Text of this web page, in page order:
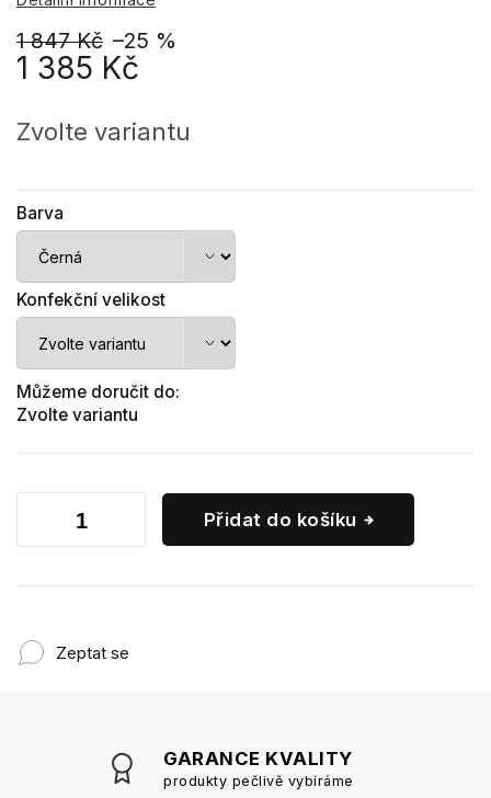
1 847 Kč –25 %
1 385 Kč
cena:
Zvolte variantu
Barva
Konfekční velikost
Můžeme doručit do:
Zvolte variantu
Přidat do košíku
Zeptat se
GARANCE KVALITY
produkty pečlivě vybíráme